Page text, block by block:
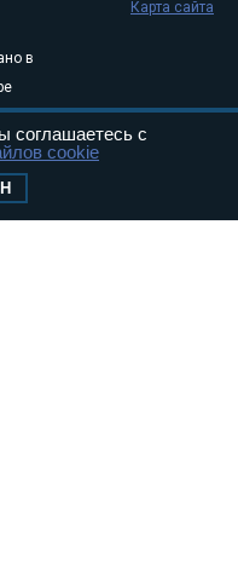
в
05
Карта сайта
соглашаетесь с
cookie